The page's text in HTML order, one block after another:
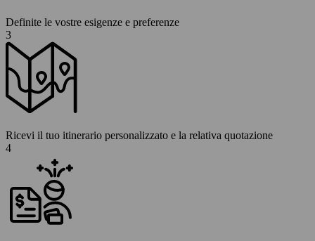
Definite le vostre esigenze e preferenze
3
Ricevi il tuo itinerario personalizzato e la relativa quotazione
4